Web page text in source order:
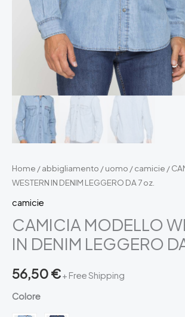
Home /abbigliamento /uomo /camicie /
WESTERN IN DENIM LEGGERO DA 7 oz.
camicie
CAMICIA MODELLO
IN DENIM LEGGERO
56,50€+ Free Shipping
Colore